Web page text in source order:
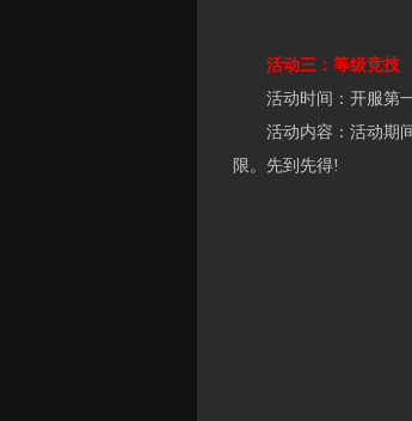
活动三：等级竞技
活动时间：开服第一
活动内容：活动期间
限。先到先得!